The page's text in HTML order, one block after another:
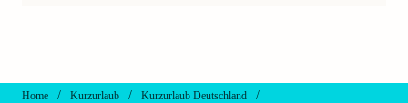
Home / Kurzurlaub / Kurzurlaub Deutschland /